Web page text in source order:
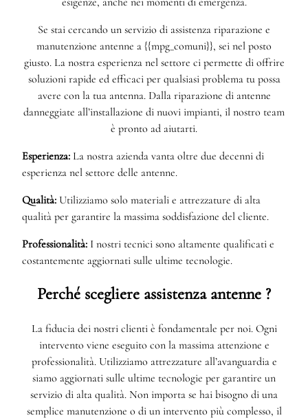
Se stai cercando un servizio di assistenza riparazione e
manutenzione antenne a {{mpg_comuni}}, sei nel posto
giusto. La nostra esperienza nel settore ci permette di offrire
soluzioni rapide ed efficaci per qualsiasi problema tu possa
avere con la tua antenna. Dalla riparazione di antenne
danneggiate all’installazione di nuovi impianti, il nostro team
è pronto ad aiutarti.
Esperienza: La nostra azienda vanta oltre due decenni di
esperienza nel settore delle antenne.
Qualità: Utilizziamo solo materiali e attrezzature di alta
qualità per garantire la massima soddisfazione del cliente.
Professionalità: I nostri tecnici sono altamente qualificati e
costantemente aggiornati sulle ultime tecnologie.
Perché scegliere assistenza antenne ?
La fiducia dei nostri clienti è fondamentale per noi. Ogni
intervento viene eseguito con la massima attenzione e
professionalità. Utilizziamo attrezzature all’avanguardia e
siamo aggiornati sulle ultime tecnologie per garantire un
servizio di alta qualità. Non importa se hai bisogno di una
semplice manutenzione o di un intervento più complesso, il